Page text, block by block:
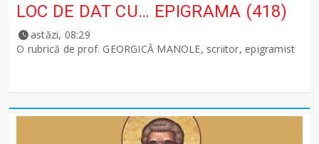
LOC DE DAT CU… EPIGRAMA (418)
astăzi, 08:29
O rubrică de prof. GEORGICĂ MANOLE, scriitor, epigramist